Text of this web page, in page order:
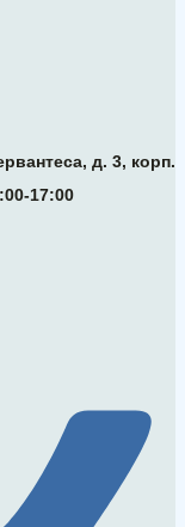
д. 3, корп.
17:00